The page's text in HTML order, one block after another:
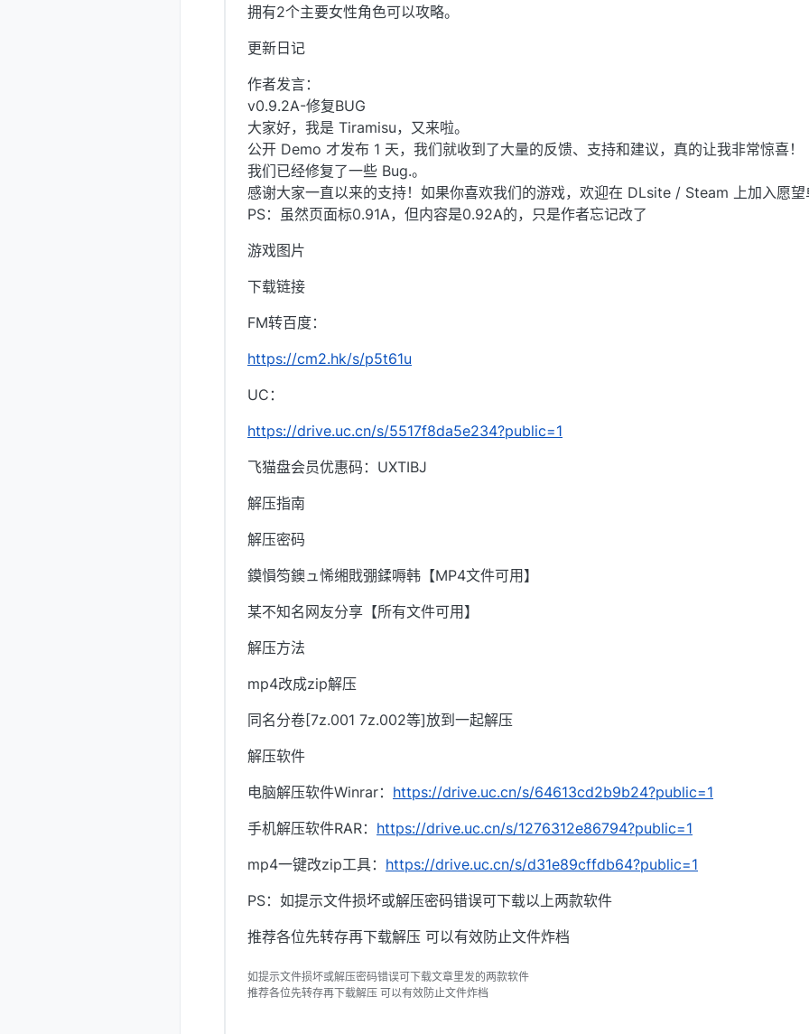
拥有2个主要女性角色可以攻略。
更新日记
作者发言：
v0.9.2A-修复BUG
大家好，我是 Tiramisu，又来啦。
公开 Demo 才发布 1 天，我们就收到了大量的反馈、支持和建议，真的让我非常惊喜！
我们已经修复了一些 Bug.。
感谢大家一直以来的支持！如果你喜欢我们的游戏，欢迎在 DLsite / Steam 上加入愿望
PS：虽然页面标0.91A，但内容是0.92A的，只是作者忘记改了
游戏图片
下载链接
FM转百度：
https://cm2.hk/s/p5t61u
UC：
https://drive.uc.cn/s/5517f8da5e234?public=1
飞猫盘会员优惠码：UXTIBJ
解压指南
解压密码
鏌愪笉鐭ュ悕缃戝弸鍒嗕韩【MP4文件可用】
某不知名网友分享【所有文件可用】
解压方法
mp4改成zip解压
同名分卷[7z.001 7z.002等]放到一起解压
解压软件
电脑解压软件Winrar： https://drive.uc.cn/s/64613cd2b9b24?public=1
手机解压软件RAR： https://drive.uc.cn/s/1276312e86794?public=1
mp4一键改zip工具： https://drive.uc.cn/s/d31e89cffdb64?public=1
PS：如提示文件损坏或解压密码错误可下载以上两款软件
推荐各位先转存再下载解压 可以有效防止文件炸档
如提示文件损坏或解压密码错误可下载文章里发的两款软件
推荐各位先转存再下载解压 可以有效防止文件炸档